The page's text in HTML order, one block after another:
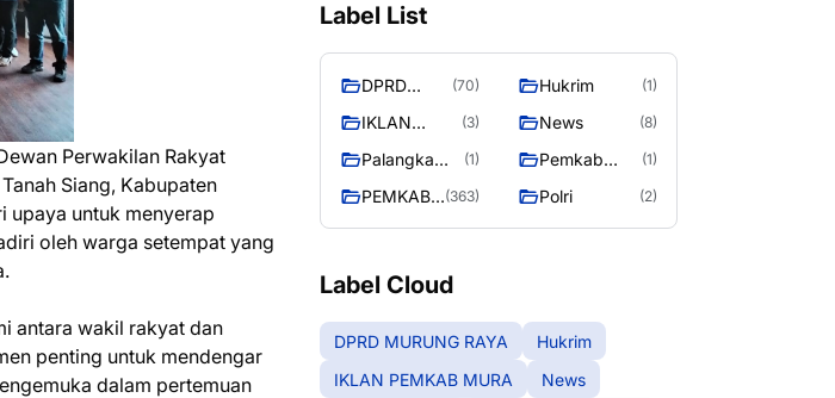
Perwakilan Rakyat
Siang, Kabupaten
upaya untuk menyerap
oleh warga setempat yang
antara wakil rakyat dan
penting untuk mendengar
dalam pertemuan
Label List
DPRD
RAYA
(70) Hukrim (1)
IKLAN
MURA
(3) News (8)
Palangka
(1)
Pemkab
(1)
PEMKAB
(363) Polri (2)
Label Cloud
DPRD MURUNG RAYA
Hukrim
IKLAN PEMKAB MURA
News